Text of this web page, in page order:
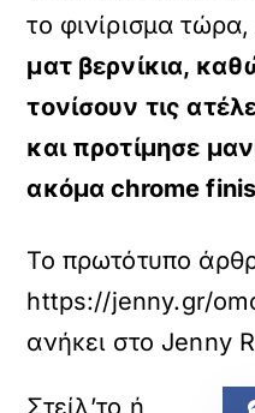
το φινίρισμα τώρα,
ματ βερνίκια,
τονίσουν τις
και προτίμησε
ακόμα chrome
Το πρωτότυπο
https://jenny.gr/
ανήκει στο Jenny